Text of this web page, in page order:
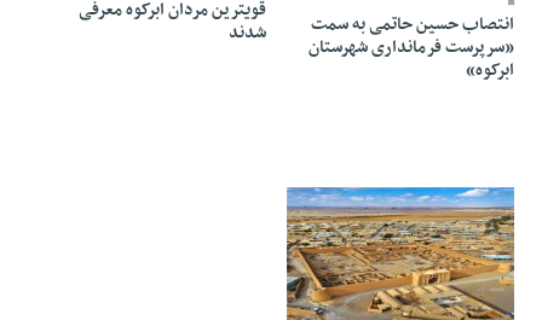
انتصاب حسین حاتمی به سمت
«سرپرست فرمانداری شهرستان
ابرکوه»
قویترین مردان ابرکوه معرفی
شدند
14 Azar 1403 - 14:30